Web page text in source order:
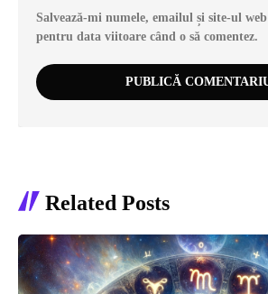
Salvează-mi numele, emailul și site-ul
pentru data viitoare când o să comentez.
Related Posts